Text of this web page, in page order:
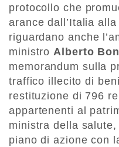
protocollo che
arance dall’Italia
riguardano anche
ministroAlberto
memorandum sulla
traffico illecito di
restituzione di 796
appartenenti al
ministra della salute,
piano di azione con